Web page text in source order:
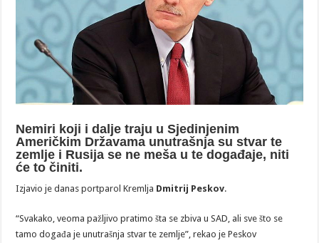
Nemiri koji i dalje traju u Sjedinjenim
Američkim Državama unutrašnja su stvar te
zemlje i Rusija se ne meša u te događaje, niti
će to činiti.
Izjavio je danas portparol Kremlja Dmitrij Peskov.
“Svakako, veoma pažljivo pratimo šta se zbiva u SAD, ali sve što se
tamo događa je unutrašnja stvar te zemlje”, rekao je Peskov